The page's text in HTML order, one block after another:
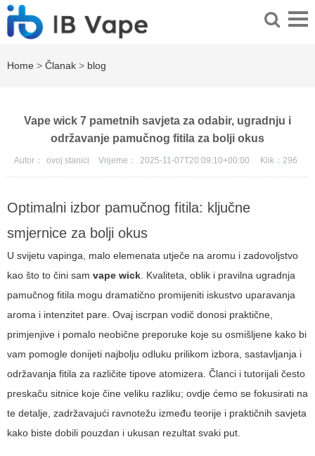
Home > Članak > blog
Vape wick 7 pametnih savjeta za odabir, ugradnju i
održavanje pamučnog fitila za bolji okus
Autor： ovoj stanici Vrijeme： 2025-11-07T20:09:10+00:00 Klik： 296
Optimalni izbor pamučnog fitila: ključne
smjernice za bolji okus
U svijetu vapinga, malo elemenata utječe na aromu i zadovoljstvo
kao što to čini sam vape wick. Kvaliteta, oblik i pravilna ugradnja
pamučnog fitila mogu dramatično promijeniti iskustvo uparavanja
aroma i intenzitet pare. Ovaj iscrpan vodič donosi praktične,
primjenjive i pomalo neobične preporuke koje su osmišljene kako bi
vam pomogle donijeti najbolju odluku prilikom izbora, sastavljanja i
održavanja fitila za različite tipove atomizera. Članci i tutorijali često
preskaču sitnice koje čine veliku razliku; ovdje ćemo se fokusirati na
te detalje, zadržavajući ravnotežu između teorije i praktičnih savjeta
kako biste dobili pouzdan i ukusan rezultat svaki put.